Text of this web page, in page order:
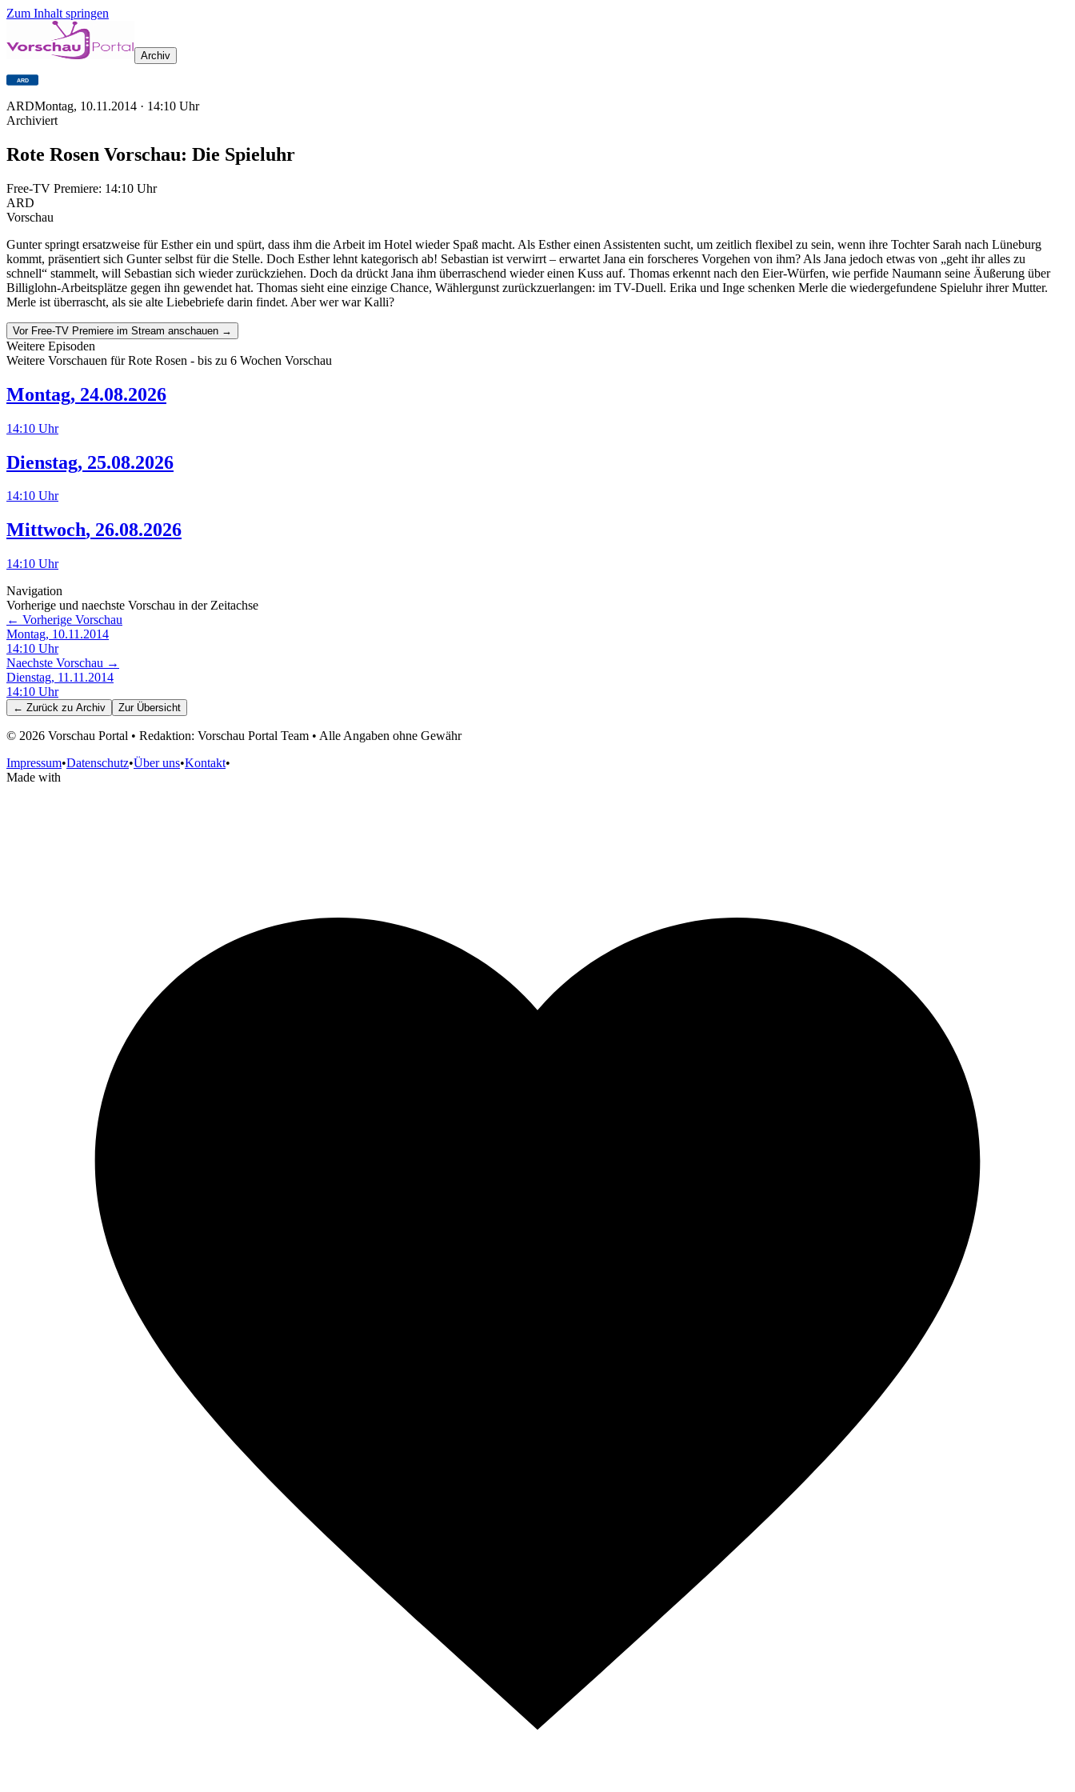
Zum Inhalt springen
Archiv
ARDMontag, 10.11.2014 · 14:10 Uhr
Archiviert
Rote Rosen Vorschau: Die Spieluhr
Free-TV Premiere: 14:10 Uhr
ARD
Vorschau
Gunter springt ersatzweise für Esther ein und spürt, dass ihm die Arbeit im Hotel wieder Spaß macht. Als Esther einen Assistenten sucht, um zeitlich flexibel zu sein, wenn ihre Tochter Sarah nach Lüneburg
kommt, präsentiert sich Gunter selbst für die Stelle. Doch Esther lehnt kategorisch ab! Sebastian ist verwirrt – erwartet Jana ein forscheres Vorgehen von ihm? Als Jana jedoch etwas von „geht ihr alles zu
schnell“ stammelt, will Sebastian sich wieder zurückziehen. Doch da drückt Jana ihm überraschend wieder einen Kuss auf. Thomas erkennt nach den Eier-Würfen, wie perfide Naumann seine Äußerung über
Billiglohn-Arbeitsplätze gegen ihn gewendet hat. Thomas sieht eine einzige Chance, Wählergunst zurückzuerlangen: im TV-Duell. Erika und Inge schenken Merle die wiedergefundene Spieluhr ihrer Mutter.
Merle ist überrascht, als sie alte Liebebriefe darin findet. Aber wer war Kalli?
Vor Free-TV Premiere im Stream anschauen →
Weitere Episoden
Weitere Vorschauen fürRote Rosen - bis zu 6 Wochen Vorschau
Montag, 24.08.2026
14:10 Uhr
Dienstag, 25.08.2026
14:10 Uhr
Mittwoch, 26.08.2026
14:10 Uhr
Navigation
Vorherige und naechste Vorschau in der Zeitachse
← Vorherige Vorschau
Montag, 10.11.2014
14:10 Uhr
Naechste Vorschau →
Dienstag, 11.11.2014
14:10 Uhr
← Zurück zu Archiv Zur Übersicht
© 2026 Vorschau Portal • Redaktion: Vorschau Portal Team • Alle Angaben ohne Gewähr
Impressum•Datenschutz•Über uns•Kontakt•
Made with